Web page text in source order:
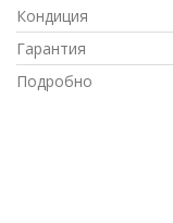
Кондиция
Гарантия
Подробно